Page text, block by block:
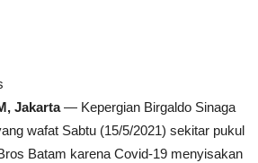
Jakarta— Kepergian Birgaldo Sinaga
wafat Sabtu (15/5/2021) sekitar pukul
Batam karena Covid-19 menyisakan